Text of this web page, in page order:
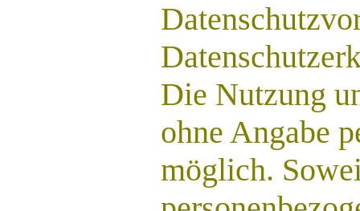
Die Nutzung
ohne Angabe
möglich.